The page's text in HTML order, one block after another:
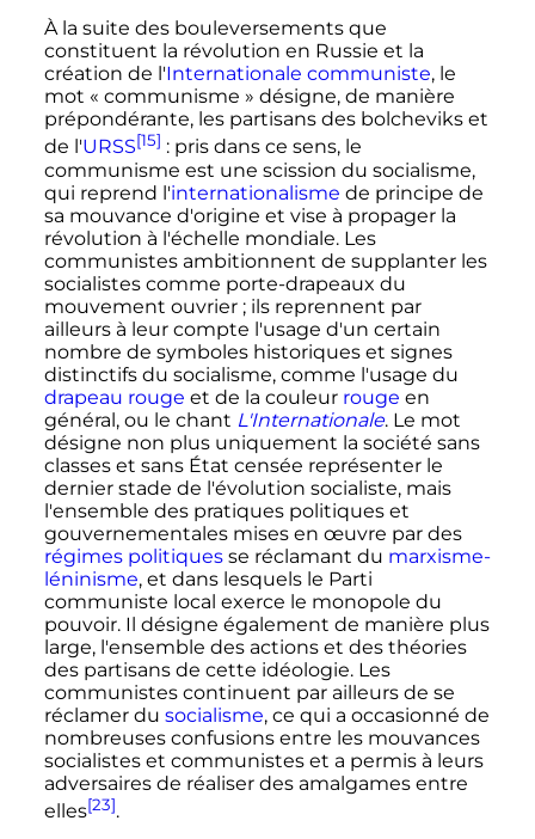
À la suite des bouleversements que
constituent la révolution en Russie et la
création de l'Internationale communiste, le
mot « communisme » désigne, de manière
prépondérante, les partisans des bolcheviks et
de l'URSS[15] : pris dans ce sens, le
communisme est une scission du socialisme,
qui reprend l'internationalisme de principe de
sa mouvance d'origine et vise à propager la
révolution à l'échelle mondiale. Les
communistes ambitionnent de supplanter les
socialistes comme porte-drapeaux du
mouvement ouvrier ; ils reprennent par
ailleurs à leur compte l'usage d'un certain
nombre de symboles historiques et signes
distinctifs du socialisme, comme l'usage du
drapeau rouge et de la couleur rouge en
général, ou le chant L'Internationale. Le mot
désigne non plus uniquement la société sans
classes et sans État censée représenter le
dernier stade de l'évolution socialiste, mais
l'ensemble des pratiques politiques et
gouvernementales mises en œuvre par des
régimes politiquesse réclamant du marxisme-
léninisme, et dans lesquels le Parti
communiste local exerce le monopole du
pouvoir. Il désigne également de manière plus
large, l'ensemble des actions et des théories
des partisans de cette idéologie. Les
communistes continuent par ailleurs de se
réclamer du socialisme, ce qui a occasionné de
nombreuses confusions entre les mouvances
socialistes et communistes et a permis à leurs
adversaires de réaliser des amalgames entre
elles[23].